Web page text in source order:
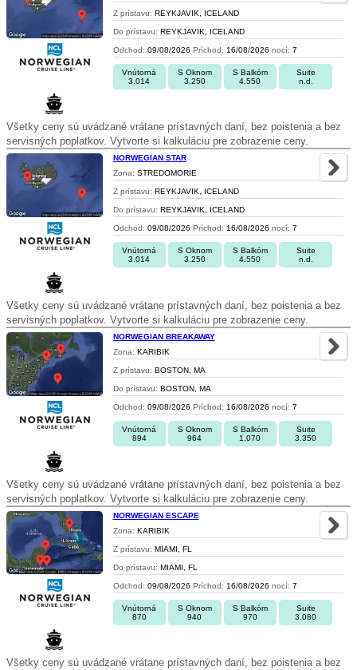
Z prístavu: REYKJAVIK, ICELAND
Do prístavu: REYKJAVIK, ICELAND
Odchod: 09/08/2026 Príchod: 16/08/2026 nocí: 7
Vnútorná
3.014
S Oknom
3.250
S Balkóm
4.550
Suite
n.d.
Všetky ceny sú uvádzané vrátane prístavných daní, bez poistenia a bez
servisných poplatkov. Vytvorte si kalkuláciu pre zobrazenie ceny.
NORWEGIAN STAR
Zona: STREDOMORIE
Z prístavu: REYKJAVIK, ICELAND
Do prístavu: REYKJAVIK, ICELAND
Odchod: 09/08/2026 Príchod: 16/08/2026 nocí: 7
Vnútorná
3.014
S Oknom
3.250
S Balkóm
4.550
Suite
n.d.
Všetky ceny sú uvádzané vrátane prístavných daní, bez poistenia a bez
servisných poplatkov. Vytvorte si kalkuláciu pre zobrazenie ceny.
NORWEGIAN BREAKAWAY
Zona: KARIBIK
Z prístavu: BOSTON, MA
Do prístavu: BOSTON, MA
Odchod: 09/08/2026 Príchod: 16/08/2026 nocí: 7
Vnútorná
894
S Oknom
964
S Balkóm
1.070
Suite
3.350
Všetky ceny sú uvádzané vrátane prístavných daní, bez poistenia a bez
servisných poplatkov. Vytvorte si kalkuláciu pre zobrazenie ceny.
NORWEGIAN ESCAPE
Zona: KARIBIK
Z prístavu: MIAMI, FL
Do prístavu: MIAMI, FL
Odchod: 09/08/2026 Príchod: 16/08/2026 nocí: 7
Vnútorná
870
S Oknom
940
S Balkóm
970
Suite
3.080
Všetky ceny sú uvádzané vrátane prístavných daní, bez poistenia a bez